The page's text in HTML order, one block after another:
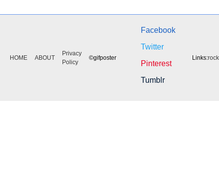
HOME ABOUT
Privacy
Policy
©gifposter
Facebook
Twitter
Pinterest
Tumblr
Links: